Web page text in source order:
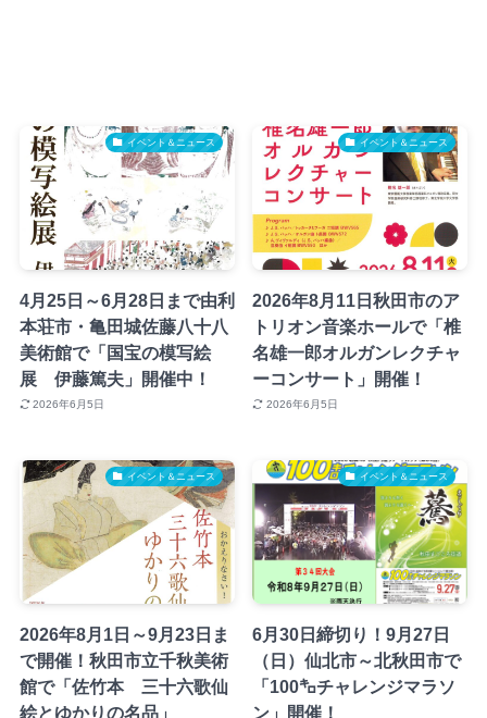
イベント＆ニュース
4月25日～6月28日まで由利
本荘市・亀田城佐藤八十八
美術館で「国宝の模写絵
展 伊藤篤夫」開催中！
2026年6月5日
イベント＆ニュース
2026年8月11日秋田市のア
トリオン音楽ホールで「椎
名雄一郎オルガンレクチャ
ーコンサート」開催！
2026年6月5日
イベント＆ニュース
2026年8月1日～9月23日ま
で開催！秋田市立千秋美術
館で「佐竹本 三十六歌仙
絵とゆかりの名品」
イベント＆ニュース
6月30日締切り！9月27日
（日）仙北市～北秋田市で
「100㌔チャレンジマラソ
ン」開催！